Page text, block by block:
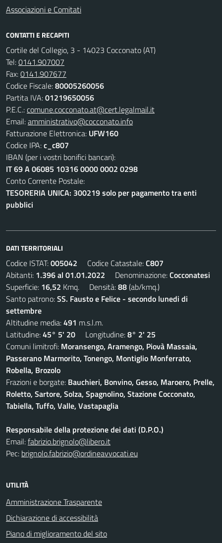
Associazioni e Comitati
CONTATTI E RECAPITI
Cortile del Collegio, 3 - 14023 Cocconato (AT)
Tel:0141.907007
Fax:0141.907677
Codice Fiscale:80005260056
Partita IVA:01219650056
P.E.C.:comune.cocconato.at@cert.legalmail.it
Email:amministrativo@cocconato.info
Fatturazione Elettronica: UFW160
Codice IPA:c_c807
IBAN (per i vostri bonifici bancari):
IT 69 A 06085 10316 0000 0002 0298
Conto Corrente Postale:
TESORERIA UNICA: 300219 solo per pagamento tra enti
pubblici
DATI TERRITORIALI
Codice ISTAT:005042 Codice Catastale:C807
Abitanti: 1.396 al 01.01.2022 Denominazione:Cocconatesi
Superficie: 16,52 Kmq. Densità:88(ab/kmq.)
Santo patrono:SS. Fausto e Felice - secondo lunedi di
settembre
Altitudine media:491 m.s.l.m.
Latitudine:45° 5' 20 Longitudine:8° 2' 25
Comuni limitrofi: Moransengo, Aramengo, Piovà Massaia,
Passerano Marmorito, Tonengo, Montiglio Monferrato,
Robella, Brozolo
Frazioni e borgate: Bauchieri, Bonvino, Gesso, Maroero, Prelle,
Roletto, Sartore, Solza, Spagnolino, Stazione Cocconato,
Tabiella, Tuffo, Valle, Vastapaglia
Responsabile della protezione dei dati (D.P.O.)
Email:fabrizio.brignolo@libero.it
Pec: brignolo.fabrizio@ordineavvocati.eu
UTILITÀ
Amministrazione Trasparente
Dichiarazione di accessibilità
Piano di miglioramento del sito